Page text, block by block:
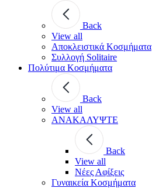
Back
View all
Αποκλειστικά Κοσμήματα
Συλλογή Solitaire
Πολύτιμα Κοσμήματα
Back
View all
ΑΝΑΚΑΛΥΨΤΕ
Back
View all
Νέες Αφίξεις
Γυναικεία Κοσμήματα